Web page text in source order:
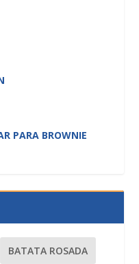
PARA BROWNIE
BATATA ROSADA